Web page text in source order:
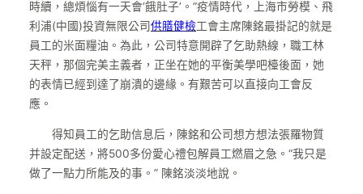
時續，總煩惱有一天會‘餓肚子’。”疫情時代，上海市勞模、飛
利浦(中國)投資無限公司供膳健檢工會主席陳銘最掛記的就是
員工的米面糧油。為此，公司特意開辟了乞助熱線，職工林
天秤，那個完美主義者，正坐在她的平衡美學吧檯後面，她
的表情已經到達了崩潰的邊緣。有艱苦可以直接向工會反
應。
得知員工的乞助信息后，陳銘和公司想方想法張羅物質
并設定配送，將500多份愛心禮包解員工燃眉之急。“我只是
做了一點力所能及的事。” 陳銘淡淡地說。